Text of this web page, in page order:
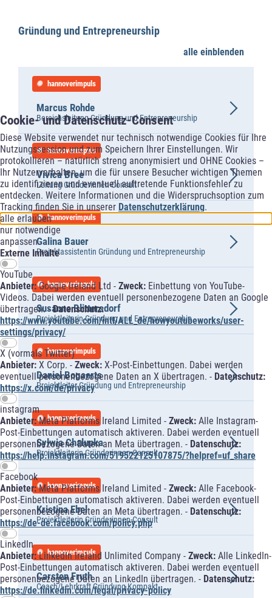
Cookie- und Datenschutz-Consent
Diese Website verwendet nur technisch notwendige Cookies für Ihre
Nutzungssession und zum Speichern Ihrer Einstellungen. Wir
protokollieren – natürlich streng anonymisiert und OHNE Cookies –
Ihr Nutzerverhalten, um die für unsere Besucher wichtigen Themen
zu identifizieren und eventuell auftretende Funktionsfehler zu
entdecken. Weitere Informationen und die Widerspruchsoption zum
Tracking finden Sie in unserer Datenschutzerklärung.
alle erlauben
nur notwendige
anpassen
Externe Inhalte
YouTube
Anbieter:Google Ireland Ltd - Zweck: Einbettung von YouTube-
Videos. Dabei werden eventuell personenbezogene Daten an Google
übertragen. -Datenschutz:
https://www.youtube.com/intl/ALL_de/howyoutubeworks/user-
settings/privacy/
X (vormals Twitter)
Anbieter: X Corp. - Zweck: X-Post-Einbettungen. Dabei werden
eventuell personenbezogene Daten an X übertragen. - Datenschutz:
https://x.com/de/privacy
instagram
Anbieter:Meta Platforms Ireland Limited - Zweck: Alle Instagram-
Post-Einbettungen automatisch aktiveren. Dabei werden eventuell
personenbezogene Daten an Meta übertragen. - Datenschutz:
https://help.instagram.com/519522125107875/?helpref=uf_share
Facebook
Anbieter:Meta Platforms Ireland Limited - Zweck: Alle Facebook-
Post-Einbettungen automatisch aktiveren. Dabei werden eventuell
personenbezogene Daten an Meta übertragen. - Datenschutz:
https://de-de.facebook.com/policy.php
LinkedIn
Anbieter:LinkedIn Ireland Unlimited Company - Zweck: Alle LinkedIn-
Post-Einbettungen automatisch aktiveren. Dabei werden eventuell
personenbezogene Daten an LinkedIn übertragen. - Datenschutz:
https://de.linkedin.com/legal/privacy-policy
Gründung und Entrepreneurship
alle einblenden
hannoverimpuls
Bereichsleitung Gründung und Entrepreneurship
Marcus Rohde
hannoverimpuls
Leitung Gründerinnen-Consult
Vivica Bree
hannoverimpuls
Projektassistentin Gründung und Entrepreneurship
Galina Bauer
hannoverimpuls
Projektleiterin Gründung und Entrepreneurship
Susanne Blittersdorf
hannoverimpuls
Projektleiter Gründung und Entrepreneurship
Daniel Bogaerts
hannoverimpuls
Projektleiterin Gründerinnen-Consult
Sylwia Chalupka
hannoverimpuls
Projektleiterin Gründerinnen-Consult
Kristina Ebel
hannoverimpuls
Coach/Lehrkraft Gründung Kompakt
Carsten Fruth